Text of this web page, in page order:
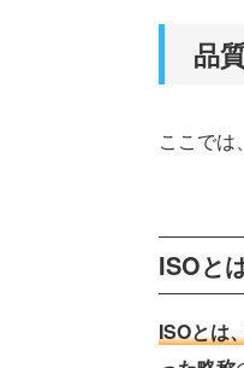
品
ここでは
ISOと
ISOとは